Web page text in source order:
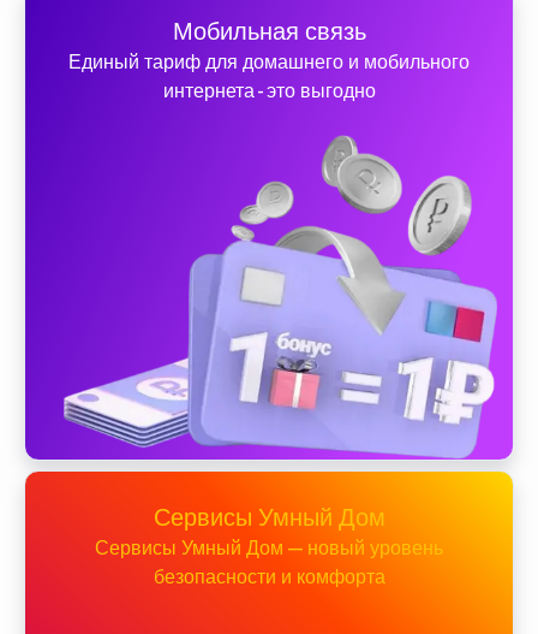
Мобильная связь
Единый тариф для домашнего и мобильного
интернета - это выгодно
Сервисы Умный Дом
Сервисы Умный Дом — новый уровень
безопасности и комфорта